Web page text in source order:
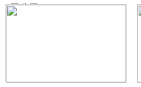
限公司